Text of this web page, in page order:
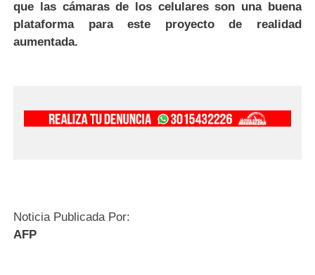
que las cámaras de los celulares son una buena
plataforma para este proyecto de realidad
aumentada.
Noticia Publicada Por:
AFP